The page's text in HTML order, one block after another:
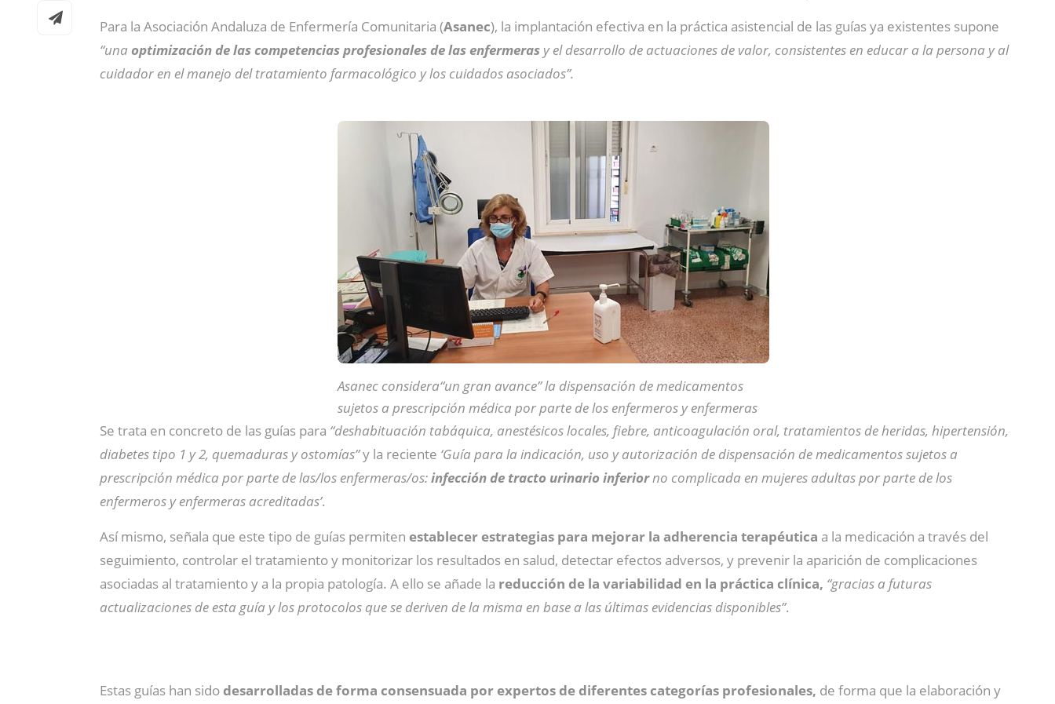
Para la Asociación Andaluza de Enfermería Comunitaria (Asanec), la implantación efectiva en la práctica asistencial de las guías ya existentes supone
“una optimización de las competencias profesionales de las enfermeras y el desarrollo de actuaciones de valor, consistentes en educar a la persona y al
cuidador en el manejo del tratamiento farmacológico y los cuidados asociados”.
Asanec considera“un gran avance” la dispensación de medicamentos
sujetos a prescripción médica por parte de los enfermeros y enfermeras
Se trata en concreto de las guías para “deshabituación tabáquica, anestésicos locales, fiebre, anticoagulación oral, tratamientos de heridas, hipertensión,
diabetes tipo 1 y 2, quemaduras y ostomías”y la reciente ‘Guía para la indicación, uso y autorización de dispensación de medicamentos sujetos a
prescripción médica por parte de las/los enfermeras/os:infección de tracto urinario inferiorno complicada en mujeres adultas por parte de los
enfermeros y enfermeras acreditadas’.
Así mismo, señala que este tipo de guías permiten establecer estrategias para mejorar la adherencia terapéutica a la medicación a través del
seguimiento, controlar el tratamiento y monitorizar los resultados en salud, detectar efectos adversos, y prevenir la aparición de complicaciones
asociadas al tratamiento y a la propia patología. A ello se añade la reducción de la variabilidad en la práctica clínica, “gracias a futuras
actualizaciones de esta guía y los protocolos que se deriven de la misma en base a las últimas evidencias disponibles”.
Estas guías han sido desarrolladas de forma consensuada por expertos de diferentes categorías profesionales, de forma que la elaboración y